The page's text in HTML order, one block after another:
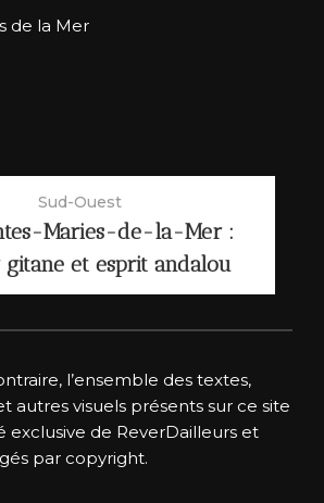
Sud-Ouest
Maries-de-la-Mer :
et esprit andalou
l’ensemble des textes,
autres visuels présents sur ce site
exclusive de ReverDailleurs et
par copyright.